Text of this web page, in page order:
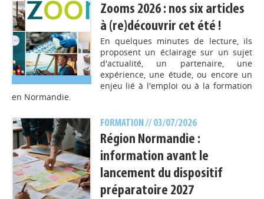
Zooms 2026 : nos six articles
à (re)découvrir cet été !
En quelques minutes de lecture, ils
proposent un éclairage sur un sujet
d'actualité, un partenaire, une
expérience, une étude, ou encore un
enjeu lié à l'emploi ou à la formation
en Normandie.
FORMATION // 03/07/2026
Région Normandie :
information avant le
lancement du dispositif
préparatoire 2027